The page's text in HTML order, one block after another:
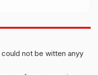
not be witten anyy